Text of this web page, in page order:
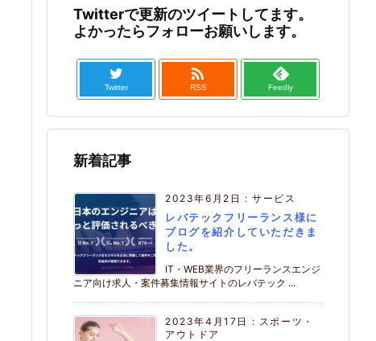
Twitterで更新のツイートしてます。
よかったらフォローお願いします。
Twitter

RSS Feedly
新着記事
2023年6月2日 :サービス
レバテックフリーランス様に
ブログを紹介していただきま
した。
IT・WEB業界のフリーランスエンジ
ニア向け求人・案件募集情報サイトのレバテック ...
2023年4月17日 : スポーツ・
アウトドア